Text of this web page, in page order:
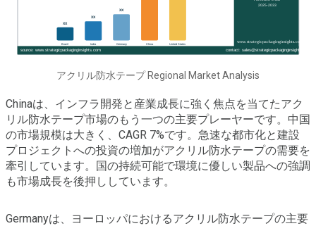
アクリル防水テープ Regional Market Analysis
Chinaは、インフラ開発と産業成長に強く焦点を当てたアク
リル防水テープ市場のもう一つの主要プレーヤーです。中国
の市場規模は大きく、CAGR 7%です。急速な都市化と建設
プロジェクトへの投資の増加がアクリル防水テープの需要を
牽引しています。国の持続可能で環境に優しい製品への強調
も市場成長を後押ししています。
Germanyは、ヨーロッパにおけるアクリル防水テープの主要